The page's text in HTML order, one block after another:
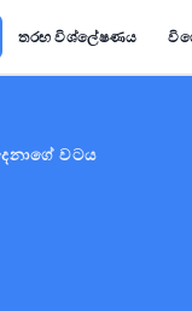
තරඟ විශ්ලේෂණය
වටය